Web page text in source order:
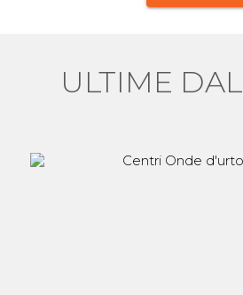
ULTIME DAL